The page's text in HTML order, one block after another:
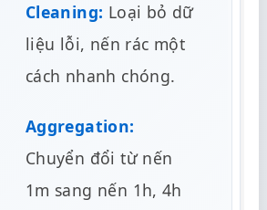
Cleaning: Loại bỏ dữ
liệu lỗi, nến rác một
cách nhanh chóng.
Aggregation:
Chuyển đổi từ nến
1m sang nến 1h, 4h